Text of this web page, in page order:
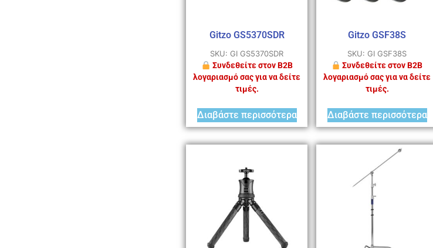
Gitzo GS5370SDR
SKU: GI GS5370SDR
Συνδεθείτε στον B2B
λογαριασμό σας για να δείτε
τιμές.
Διαβάστε περισσότερα
Gitzo GSF38S
SKU: GI GSF38S
Συνδεθείτε στον B2B
λογαριασμό σας για να δείτε
τιμές.
Διαβάστε περισσότερα